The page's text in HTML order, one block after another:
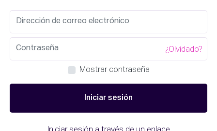
¿Olvidado?
Mostrar contraseña
Iniciar sesión